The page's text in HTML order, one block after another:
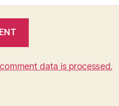
data is processed.